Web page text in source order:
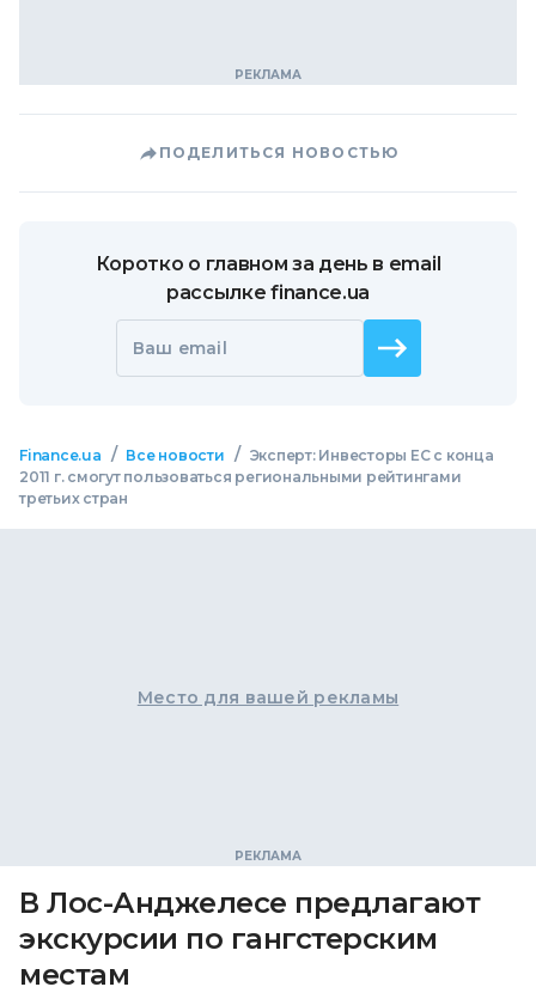
ПОДЕЛИТЬСЯ НОВОСТЬЮ
Коротко о главном за день в email
рассылке finance.ua
Ваш email
Finance.ua / Все новости / Эксперт: Инвесторы ЕС с конца
2011 г. смогут пользоваться региональными рейтингами
третьих стран
Место для вашей рекламы
В Лос-Анджелесе предлагают
экскурсии по гангстерским
местам